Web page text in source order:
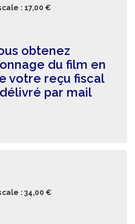
: 17,00 €
obtenez
du film en
votre reçu fiscal
par mail
: 34,00 €